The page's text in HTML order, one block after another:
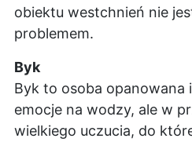
obiektu westchnień nie
problemem.
Byk
Byk to osoba
emocje na wodzy, ale w
wielkiego uczucia, do